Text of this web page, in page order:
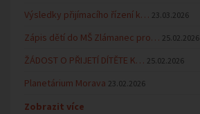
Výsledky přijímacího řízení k… 23.03.2026
Zápis dětí do MŠ Zlámanec pro… 25.02.2026
ŽÁDOST O PŘIJETÍ DÍTĚTE K… 25.02.2026
Planetárium Morava 23.02.2026
Zobrazit více